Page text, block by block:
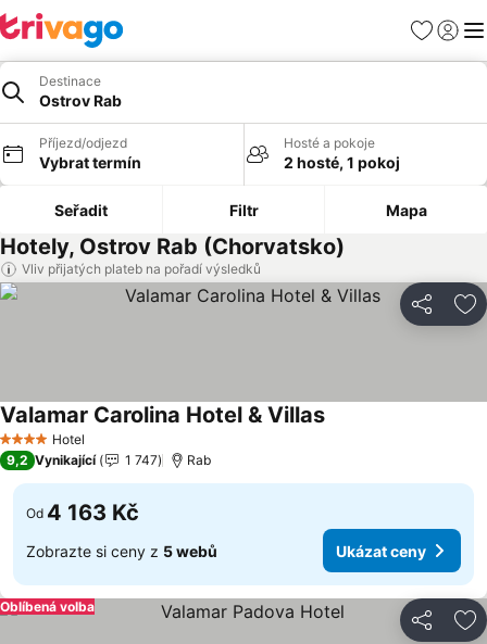
Oblíbené
Destinace
Ostrov Rab
Příjezd/odjezd
Vybrat termín
Hosté a pokoje
2 hosté, 1 pokoj
Seřadit Filtr Mapa
Hotely, Ostrov Rab (Chorvatsko)
Vliv přijatých plateb na pořadí výsledků
Sdílet
4 Počet hvězdiček
Hotel
Valamar Carolina Hotel & VillasUkázat ceny
9,2 Vynikající 1 747 Rab
Od 4 163 Kč
Zobrazte si ceny z 5 webů Ukázat ceny
Sdílet
Oblíbená volba